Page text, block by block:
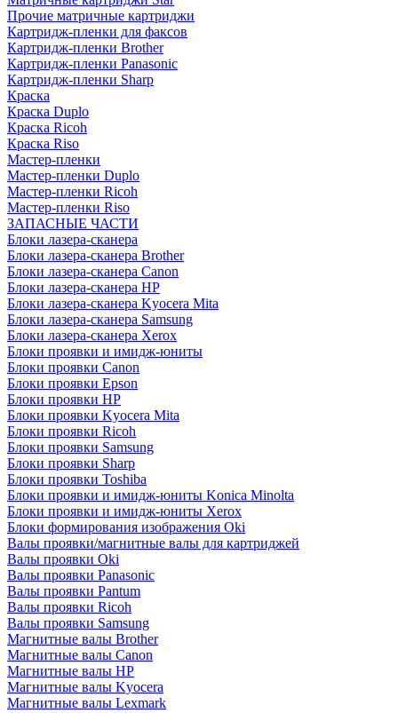
Прочие матричные картриджи
Картридж-пленки для факсов
Картридж-пленки Brother
Картридж-пленки Panasonic
Картридж-пленки Sharp
Краска
Краска Duplo
Краска Ricoh
Краска Riso
Мастер-пленки
Мастер-пленки Duplo
Мастер-пленки Ricoh
Мастер-пленки Riso
ЗАПАСНЫЕ ЧАСТИ
Блоки лазера-сканера
Блоки лазера-сканера Brother
Блоки лазера-сканера Canon
Блоки лазера-сканера HP
Блоки лазера-сканера Kyocera Mita
Блоки лазера-сканера Samsung
Блоки лазера-сканера Xerox
Блоки проявки и имидж-юниты
Блоки проявки Canon
Блоки проявки Epson
Блоки проявки HP
Блоки проявки Kyocera Mita
Блоки проявки Ricoh
Блоки проявки Samsung
Блоки проявки Sharp
Блоки проявки Toshiba
Блоки проявки и имидж-юниты Konica Minolta
Блоки проявки и имидж-юниты Xerox
Блоки формирования изображения Oki
Валы проявки/магнитные валы для картриджей
Валы проявки Oki
Валы проявки Panasonic
Валы проявки Pantum
Валы проявки Ricoh
Валы проявки Samsung
Магнитные валы Brother
Магнитные валы Canon
Магнитные валы HP
Магнитные валы Kyocera
Магнитные валы Lexmark